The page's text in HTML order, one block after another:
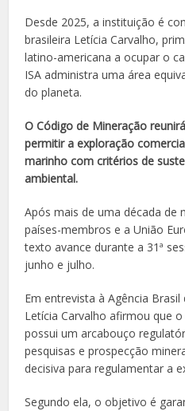
Desde 2025, a instituição é
brasileira Letícia Carvalho,
latino-americana a ocupar o
ISA administra uma área
do planeta.
O Código de Mineração
permitir a exploração
marinho com critérios de
ambiental.
Após mais de uma década de
países-membros e a União
texto avance durante a 31ª
junho e julho.
Em entrevista à Agência
Letícia Carvalho afirmou que
possui um arcabouço
pesquisas e prospecção
decisiva para regulamentar a
Segundo ela, o objetivo é